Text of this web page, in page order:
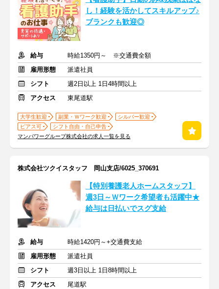
し！経験を活かしてスキルアップ♪
ブランクも歓迎◎
給与
時給1350円～ ※交通費全額
雇用形態
派遣社員
シフト
週2日以上 1日4時間以上
アクセス
東尾道駅
大学生歓迎 副業・Ｗワーク歓迎
シルバー歓迎
ピアス可
シフト自由・自己申告
マンパワーグループ株式会社の求人一覧を見る
株式会社ツクイスタッフ 岡山支店/6025_370691
【特別養護老人ホームスタッフ】
週3日～Ｗワーク希望者も活躍中★
給与は日払いでスグ支給
給与
時給1420円～+交通費支給
雇用形態
派遣社員
シフト
週3日以上 1日8時間以上
アクセス
尾道駅